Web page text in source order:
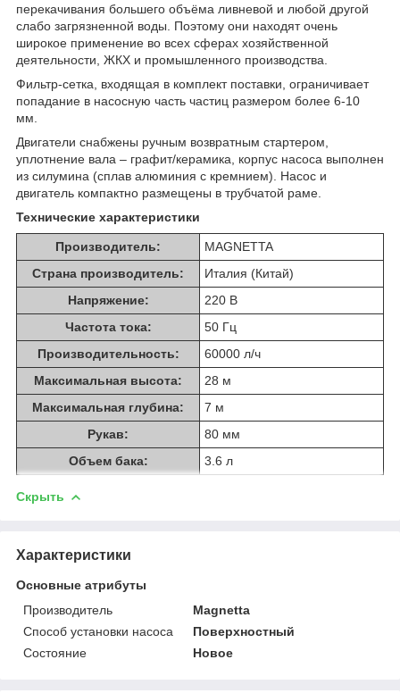
перекачивания большего объёма ливневой и любой другой
слабо загрязненной воды. Поэтому они находят очень
широкое применение во всех сферах хозяйственной
деятельности, ЖКХ и промышленного производства.
Фильтр-сетка, входящая в комплект поставки, ограничивает
попадание в насосную часть частиц размером более 6-10
мм.
Двигатели снабжены ручным возвратным стартером,
уплотнение вала – графит/керамика, корпус насоса выполнен
из силумина (сплав алюминия с кремнием). Насос и
двигатель компактно размещены в трубчатой раме.
Технические характеристики
Производитель:
MAGNETTA
Страна производитель:
Италия (Китай)
Напряжение:
220 В
Частота тока:
50 Гц
Производительность:
60000 л/ч
Максимальная высота:
28 м
Максимальная глубина:
7 м
Рукав:
80 мм
Объем бака:
3.6 л
Скрыть
Характеристики
Основные атрибуты
Производитель
Magnetta
Способ установки насоса
Поверхностный
Состояние
Новое